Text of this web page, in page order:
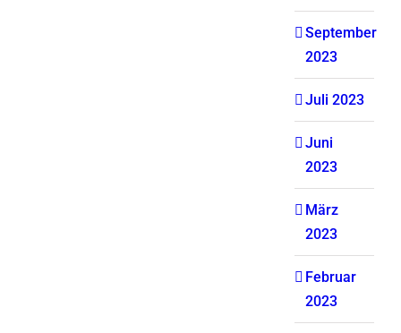
September
2023
Juli 2023
Juni
2023
März
2023
Februar
2023